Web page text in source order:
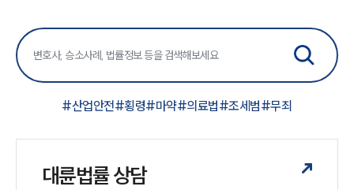
#산업안전#횡령#마약#의료법#조세범#무죄
대륜법률 상담